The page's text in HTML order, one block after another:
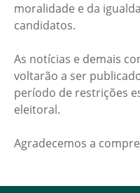
moralidade e da
candidatos.
As notícias e demais
voltarão a ser
período de restrições
eleitoral.
Agradecemos a